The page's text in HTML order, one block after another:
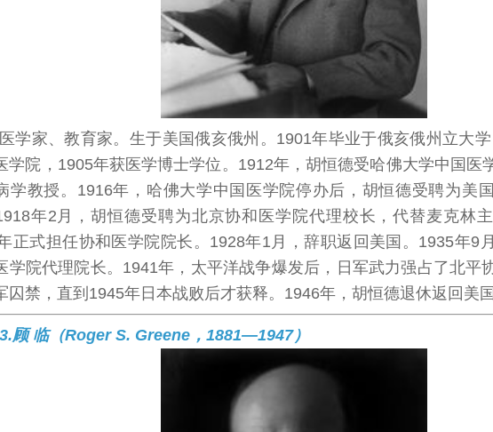
医学家、教育家。生于美国俄亥俄州。1901年毕业于俄亥俄州立大
学院，1905年获医学博士学位。1912年，胡恒德受哈佛大学中国医
学教授。1916年，哈佛大学中国医学院停办后，胡恒德受聘为美
年2月，胡恒德受聘为北京协和医学院代理校长，代替麦克林主
正式担任协和医学院院长。1928年1月，辞职返回美国。1935年9
学院代理院长。1941年，太平洋战争爆发后，日军武力强占了北平
囚禁，直到1945年日本战败后才获释。1946年，胡恒德退休返回美国
3.顾 临（Roger S. Greene，1881—1947）